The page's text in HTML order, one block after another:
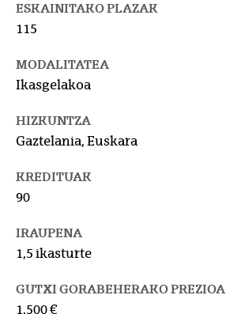
ESKAINITAKO PLAZAK
115
MODALITATEA
Ikasgelakoa
HIZKUNTZA
Gaztelania, Euskara
KREDITUAK
90
IRAUPENA
1,5 ikasturte
GUTXI GORABEHERAKO PREZIOA
1.500 €